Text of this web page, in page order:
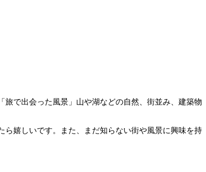
で出会った風景」山や湖などの自然、街並み、建築物
嬉しいです。また、まだ知らない街や風景に興味を持